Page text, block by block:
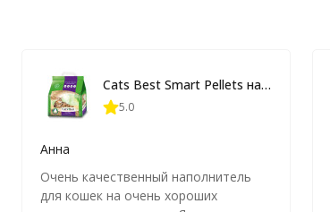
Cats Best Smart Pellets наполнитель древесный комкующийся для кошачьих туалетов - 10 л (5 кг)
5.0
Анна
Очень качественный наполнитель
для кошек на очень хороших